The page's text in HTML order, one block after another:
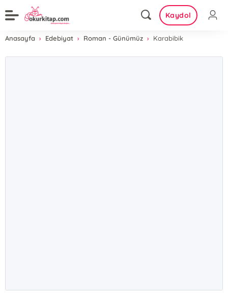
Kaydol
Anasayfa Edebiyat Roman - Günümüz Karabibik